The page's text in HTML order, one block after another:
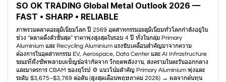
SO OK TRADING Global Metal Outlook 2026 —
FAST • SHARP • RELIABLE
ภาพรวมตลาดอะลูมิเนียมโลก ปี 2569 อุตสาหกรรมอะลูมิเนียมทั่วโลกกำลังอยู่ใน
ช่วง “ตลาดตึงตัวขั้นสุด” ราคาพุ่งสูงสุดในรอบ 4 ปี ทั้งในกลุ่ม Primary
Aluminium และ Recycling Aluminium แรงขับเคลื่อนสำคัญมาจากความ
ต้องการในอุตสาหกรรม EV, Aerospace, Data Center และ AI Infrastructure
ขณะที่ฝั่งซัพพลายเผชิญข้อจำกัดจาก วิกฤตพลังงาน, สงครามในตะวันออกกลาง
และมาตรการ CBAM ของยุโรป ⚙️ แนวโน้มสำคัญ Primary Aluminium พุ่งแตะ
ระดับ $3,675–$3,769 ต่อตัน (สูงสุดเดือนพฤษภาคม 2026) → ผลจากต้นทุน